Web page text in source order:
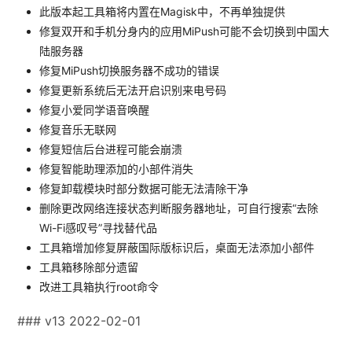
此版本起工具箱将内置在Magisk中，不再单独提供
修复双开和手机分身内的应用MiPush可能不会切换到中国大
陆服务器
修复MiPush切换服务器不成功的错误
修复更新系统后无法开启识别来电号码
修复小爱同学语音唤醒
修复音乐无联网
修复短信后台进程可能会崩溃
修复智能助理添加的小部件消失
修复卸载模块时部分数据可能无法清除干净
删除更改网络连接状态判断服务器地址，可自行搜索“去除
Wi-Fi感叹号”寻找替代品
工具箱增加修复屏蔽国际版标识后，桌面无法添加小部件
工具箱移除部分遗留
改进工具箱执行root命令
### v13 2022-02-01